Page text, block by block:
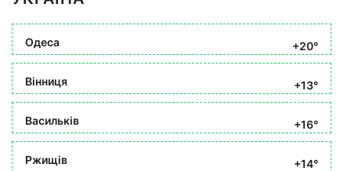
Одеса +20°
Вінниця +13°
Васильків +16°
Ржищів +14°